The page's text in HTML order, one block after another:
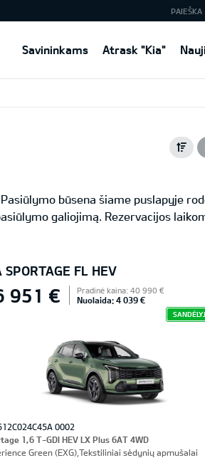
Savininkams Atrask "Kia"
būsena šiame puslapyje
galiojimą. Rezervacijos
SPORTAGE FL HEV
951 € Pradinė kaina: 40 990 €
Nuolaida: 4 039 €
0002
1,6 T-GDI HEV LX Plus 6AT 4WD
Green (EXG),Tekstiliniai sėdynių apmušalai